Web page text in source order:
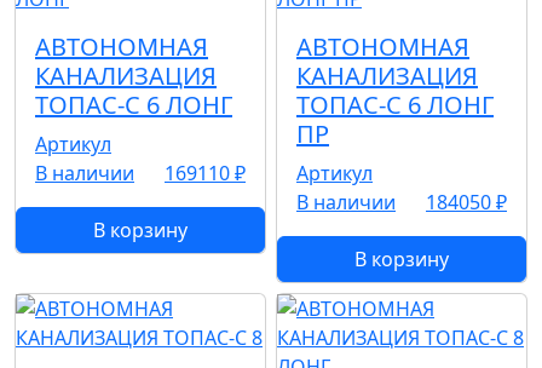
АВТОНОМНАЯ
КАНАЛИЗАЦИЯ
ТОПАС-С 6 ЛОНГ
Артикул
В наличии
169110 ₽
В корзину
АВТОНОМНАЯ
КАНАЛИЗАЦИЯ
ТОПАС-С 6 ЛОНГ
ПР
Артикул
В наличии
184050 ₽
В корзину